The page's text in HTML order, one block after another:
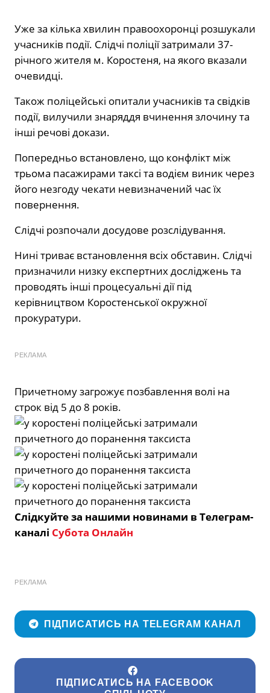
Уже за кілька хвилин правоохоронці розшукали
учасників події. Слідчі поліції затримали 37-
річного жителя м. Коростеня, на якого вказали
очевидці.
Також поліцейські опитали учасників та свідків
події, вилучили знаряддя вчинення злочину та
інші речові докази.
Попередньо встановлено, що конфлікт між
трьома пасажирами таксі та водієм виник через
його незгоду чекати невизначений час їх
повернення.
Слідчі розпочали досудове розслідування.
Нині триває встановлення всіх обставин. Слідчі
призначили низку експертних досліджень та
проводять інші процесуальні дії під
керівництвом Коростенської окружної
прокуратури.
РЕКЛАМА
Причетному загрожує позбавлення волі на
строк від 5 до 8 років.
Слідкуйте за нашими новинами в Телеграм-
каналі Субота Онлайн
РЕКЛАМА
ПІДПИСАТИСЬ НА TELEGRAM КАНАЛ
ПІДПИСАТИСЬ НА FACEBOOK